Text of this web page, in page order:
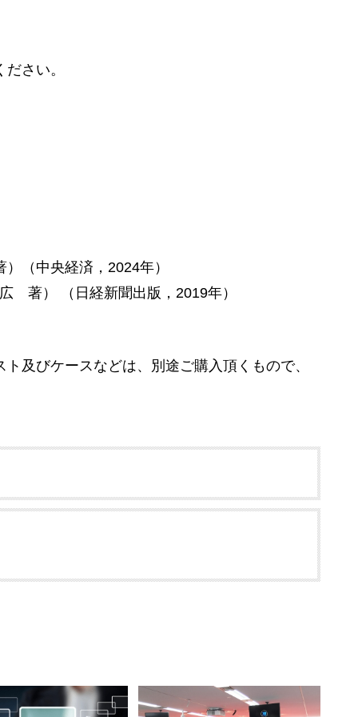
さい。
（中央経済，2024年）
著） （日経新聞出版，2019年）
及びケースなどは、別途ご購入頂くもので、